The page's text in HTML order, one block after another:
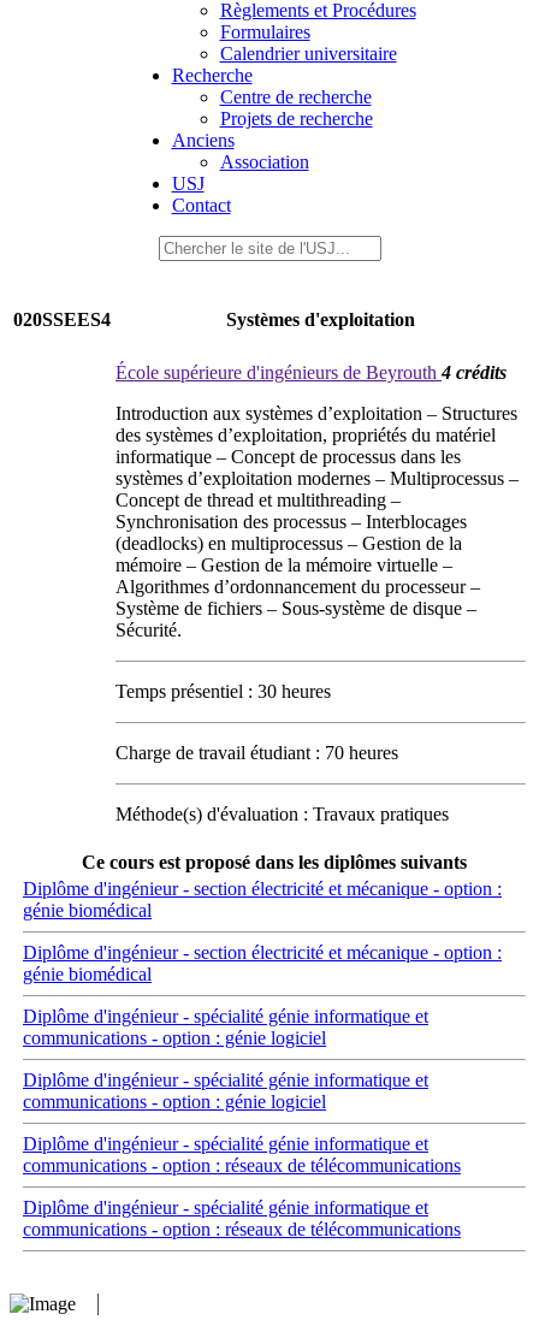
Règlements et Procédures
Formulaires
Calendrier universitaire
Recherche
Centre de recherche
Projets de recherche
Anciens
Association
USJ
Contact
020SSEES4 Systèmes d'exploitation
École supérieure d'ingénieurs de Beyrouth4 crédits
Introduction aux systèmes d’exploitation – Structures
des systèmes d’exploitation, propriétés du matériel
informatique – Concept de processus dans les
systèmes d’exploitation modernes – Multiprocessus –
Concept de thread et multithreading –
Synchronisation des processus – Interblocages
(deadlocks) en multiprocessus – Gestion de la
mémoire – Gestion de la mémoire virtuelle –
Algorithmes d’ordonnancement du processeur –
Système de fichiers – Sous-système de disque –
Sécurité.
Temps présentiel : 30 heures
Charge de travail étudiant : 70 heures
Méthode(s) d'évaluation : Travaux pratiques
Ce cours est proposé dans les diplômes suivants
Diplôme d'ingénieur - section électricité et mécanique - option :
génie biomédical
Diplôme d'ingénieur - section électricité et mécanique - option :
génie biomédical
Diplôme d'ingénieur - spécialité génie informatique et
communications - option : génie logiciel
Diplôme d'ingénieur - spécialité génie informatique et
communications - option : génie logiciel
Diplôme d'ingénieur - spécialité génie informatique et
communications - option : réseaux de télécommunications
Diplôme d'ingénieur - spécialité génie informatique et
communications - option : réseaux de télécommunications